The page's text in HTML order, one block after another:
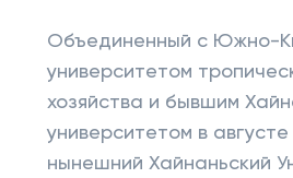
Объединенный с Южно-
университетом
хозяйства и бывшим
университетом в
нынешний Хайнаньский